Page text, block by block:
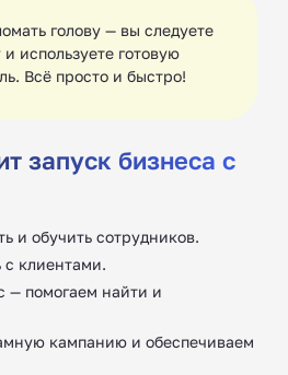
голову — вы следуете
используете готовую
Всё просто и быстро!
запуск бизнеса с
и обучить сотрудников.
с клиентами.
— помогаем найти и
кампанию и обеспечиваем